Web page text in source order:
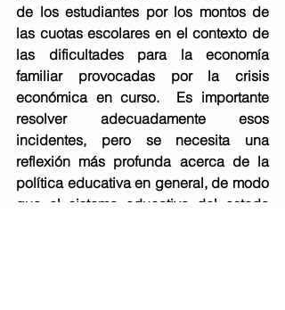
de los estudiantes por los montos de
las cuotas escolares en el contexto de
las dificultades para la economía
familiar provocadas por la crisis
económica en curso.  Es importante
resolver adecuadamente esos
incidentes, pero se necesita una
reflexión más profunda acerca de la
política educativa en general, de modo
que el sistema educativo del estado